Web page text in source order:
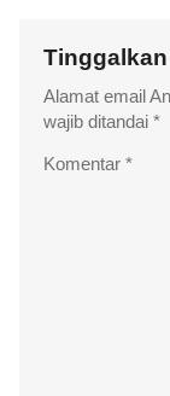
Alamat email
wajib ditandai *
Komentar *